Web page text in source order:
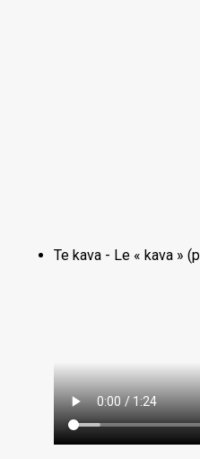
Te kava - Le « kava »